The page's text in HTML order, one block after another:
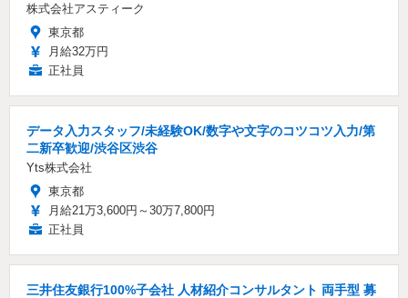
株式会社アスティーク
東京都
月給32万円
正社員
データ入力スタッフ/未経験OK/数字や文字のコツコツ入力/第
二新卒歓迎/渋谷区渋谷
Yts株式会社
東京都
月給21万3,600円～30万7,800円
正社員
三井住友銀行100%子会社 人材紹介コンサルタント 両手型 募